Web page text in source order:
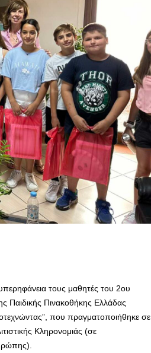
τους μαθητές του 2ου
Παιδικής Πινακοθήκης Ελλάδας
που πραγματοποιήθηκε σε
Κληρονομιάς (σε